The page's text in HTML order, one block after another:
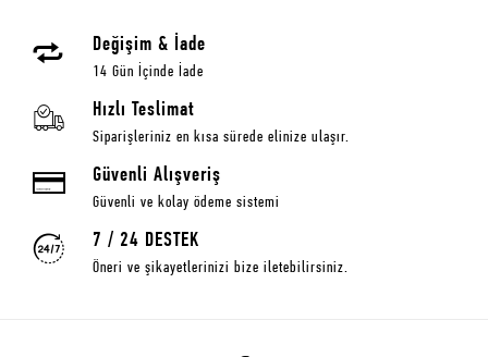
Değişim & İade
14 Gün İçinde İade
Hızlı Teslimat
Siparişleriniz en kısa sürede elinize ulaşır.
Güvenli Alışveriş
Güvenli ve kolay ödeme sistemi
7 / 24 DESTEK
Öneri ve şikayetlerinizi bize iletebilirsiniz.